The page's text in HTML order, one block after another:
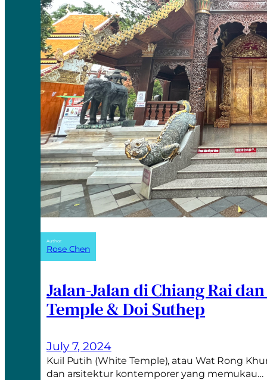
Author:
Rose Chen
Jalan-Jalan di Chiang Rai
Temple & Doi Suthep
July 7, 2024
Kuil Putih (White Temple), atau Wat Rong
dan arsitektur kontemporer yang memukau…